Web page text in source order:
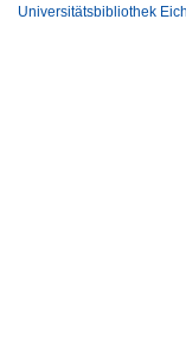
Universitätsbibliothek